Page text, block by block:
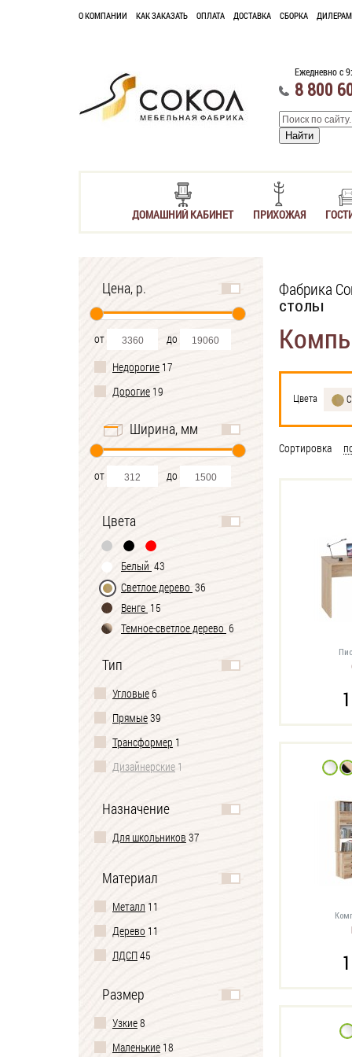
О КОМПАНИИ КАК ЗАКАЗАТЬ ОПЛАТА ДОСТАВКА СБОРКА ДИЛЕРАМ
Ежедневно с
8 800
ДОМАШНИЙ КАБИНЕТ ПРИХОЖАЯ
Цена, р.
от
до
Недорогие 17
Дорогие 19
Ширина, мм
от до
Цвета
Белый 43
Светлое дерево 36
Венге 15
Темное-cветлое дерево 6
Тип
Угловые6
Прямые39
Трансформер 1
Дизайнерские 1
Назначение
Для школьников 37
Материал
Металл 11
Дерево 11
ЛДСП45
Размер
Узкие8
Маленькие 18
Фабрика
столы
Цвета
Сортировка